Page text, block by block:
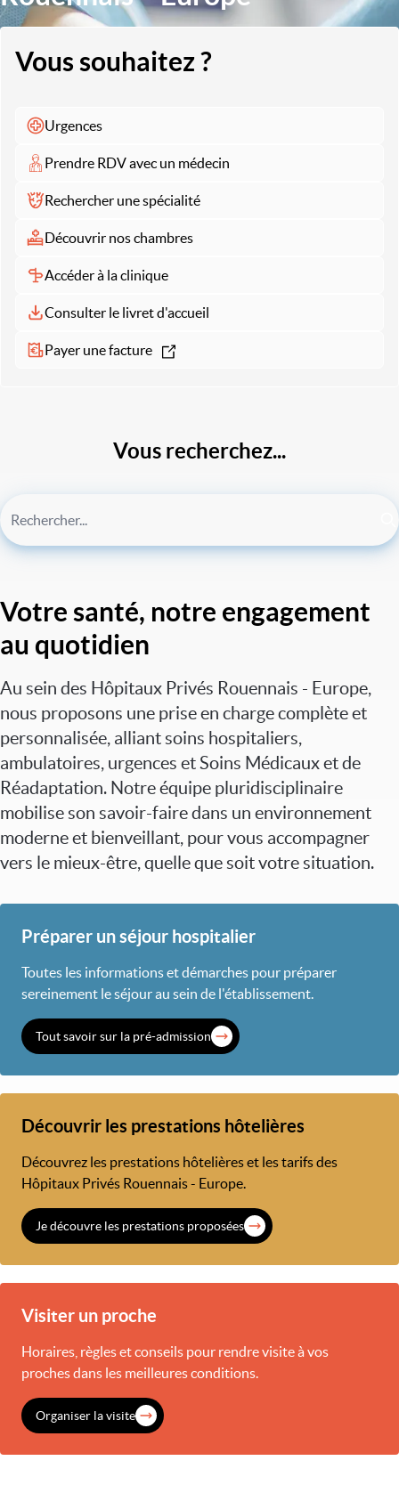
Vous souhaitez ?
Urgences
Prendre RDV avec un médecin
Rechercher une spécialité
Découvrir nos chambres
Accéder à la clinique
Consulter le livret d'accueil
Payer une facture
Vous recherchez...
Votre santé, notre engagement
au quotidien
Au sein des Hôpitaux Privés Rouennais - Europe,
nous proposons une prise en charge complète et
personnalisée, alliant soins hospitaliers,
ambulatoires, urgences et Soins Médicaux et de
Réadaptation. Notre équipe pluridisciplinaire
mobilise son savoir-faire dans un environnement
moderne et bienveillant, pour vous accompagner
vers le mieux-être, quelle que soit votre situation.
Préparer un séjour hospitalier
Toutes les informations et démarches pour préparer
sereinement le séjour au sein de l'établissement.
Tout savoir sur la pré-admission
Découvrir les prestations hôtelières
Découvrez les prestations hôtelières et les tarifs des
Hôpitaux Privés Rouennais - Europe.
Je découvre les prestations proposées
Visiter un proche
Horaires, règles et conseils pour rendre visite à vos
proches dans les meilleures conditions.
Organiser la visite